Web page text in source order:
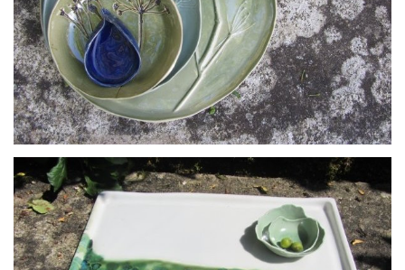
Ensemble assiettes fenouil porcelaine et grès